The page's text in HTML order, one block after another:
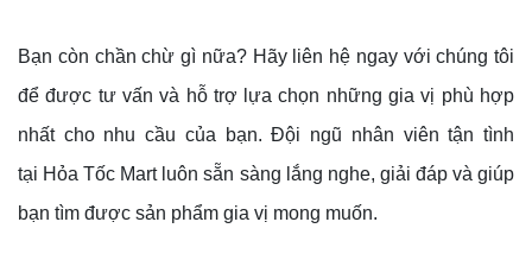
Bạn còn chần chừ gì nữa? Hãy liên hệ ngay với chúng tôi
để được tư vấn và hỗ trợ lựa chọn những gia vị phù hợp
nhất cho nhu cầu của bạn. Đội ngũ nhân viên tận tình
tại Hỏa Tốc Mart luôn sẵn sàng lắng nghe, giải đáp và giúp
bạn tìm được sản phẩm gia vị mong muốn.